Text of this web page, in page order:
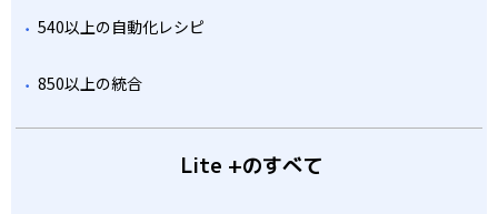
540以上の自動化レシピ
850以上の統合
Lite +のすべて